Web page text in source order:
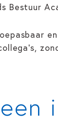
Bestuur